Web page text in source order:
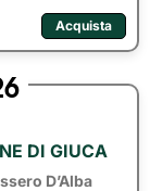
Acquista
DI GIUCA
D’Alba